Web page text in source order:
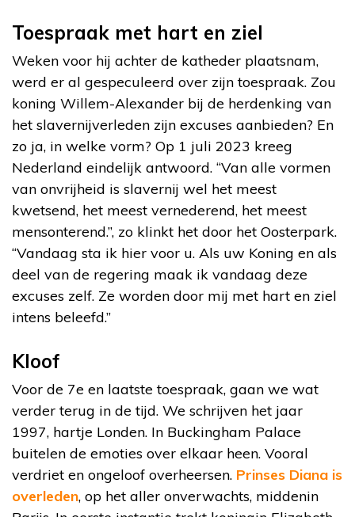
Toespraak met hart en ziel
Weken voor hij achter de katheder plaatsnam,
werd er al gespeculeerd over zijn toespraak. Zou
koning Willem-Alexander bij de herdenking van
het slavernijverleden zijn excuses aanbieden? En
zo ja, in welke vorm? Op 1 juli 2023 kreeg
Nederland eindelijk antwoord. “Van alle vormen
van onvrijheid is slavernij wel het meest
kwetsend, het meest vernederend, het meest
mensonterend.”, zo klinkt het door het Oosterpark.
“Vandaag sta ik hier voor u. Als uw Koning en als
deel van de regering maak ik vandaag deze
excuses zelf. Ze worden door mij met hart en ziel
intens beleefd.”
Kloof
Voor de 7e en laatste toespraak, gaan we wat
verder terug in de tijd. We schrijven het jaar
1997, hartje Londen. In Buckingham Palace
buitelen de emoties over elkaar heen. Vooral
verdriet en ongeloof overheersen. Prinses Diana is
overleden, op het aller onverwachts, middenin